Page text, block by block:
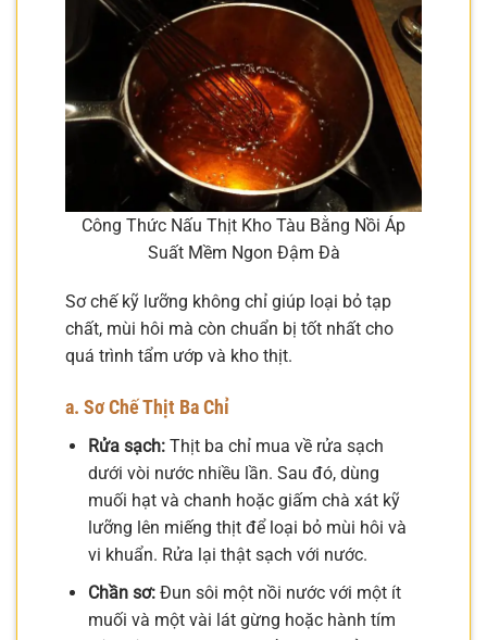
Công Thức Nấu Thịt Kho Tàu Bằng Nồi Áp
Suất Mềm Ngon Đậm Đà
Sơ chế kỹ lưỡng không chỉ giúp loại bỏ tạp
chất, mùi hôi mà còn chuẩn bị tốt nhất cho
quá trình tẩm ướp và kho thịt.
a. Sơ Chế Thịt Ba Chỉ
Rửa sạch:Thịt ba chỉ mua về rửa sạch
dưới vòi nước nhiều lần. Sau đó, dùng
muối hạt và chanh hoặc giấm chà xát kỹ
lưỡng lên miếng thịt để loại bỏ mùi hôi và
vi khuẩn. Rửa lại thật sạch với nước.
Chần sơ:Đun sôi một nồi nước với một ít
muối và một vài lát gừng hoặc hành tím